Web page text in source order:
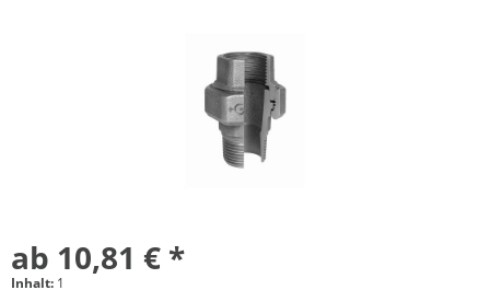
ab 10,81 € *
Inhalt: 1